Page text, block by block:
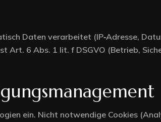
Daten verarbeitet (IP‑Adresse,
Art. 6 Abs. 1 lit. f DSGVO (Betrieb,
ein. Nicht notwendige Cookies